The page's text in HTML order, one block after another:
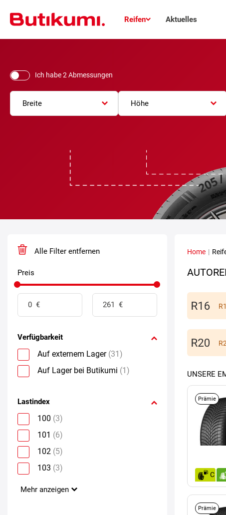
Reifen Aktuelles
Ich habe 2 Abmessungen
Breite Höhe
Alle Filter entfernen
Preis
Verfügbarkeit
Auf externem Lager (31)
Auf Lager bei Butikumi (1)
Lastindex
100 (3)
101 (6)
102 (5)
103 (3)
Mehr anzeigen
Home |
UNSERE
Prämie
C
Prämie